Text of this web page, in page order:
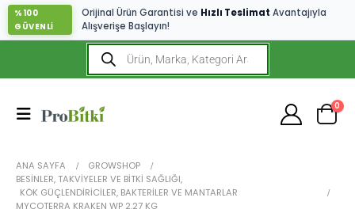
%100
GÜVENLİ
Orijinal Ürün Garantisi ve Hızlı Teslimat Avantajıyla
Alışverişe Başlayın!
0
ANA SAYFA
GROWSHOP
BESINLER, TAKVIYELER VE BITKI SAĞLIĞI,
KÖK GÜÇLENDIRICILER, BAKTERILER VE MANTARLAR
MYCOTERRA KRAKEN WP 2.27 KG